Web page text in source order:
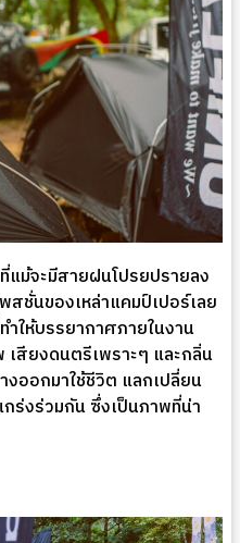
แม้จะมีสายฝนโปรยปรายลง
ชั่นของเหล่าแคมป์เปอร์เลย
ให้บรรยากาศภายในงาน
สียงดนตรีเพราะๆ และกลิ่น
ออกมาใช้ชีวิต แลกเปลี่ยน
ร่งร่วมกัน ซึ่งเป็นภาพที่น่า